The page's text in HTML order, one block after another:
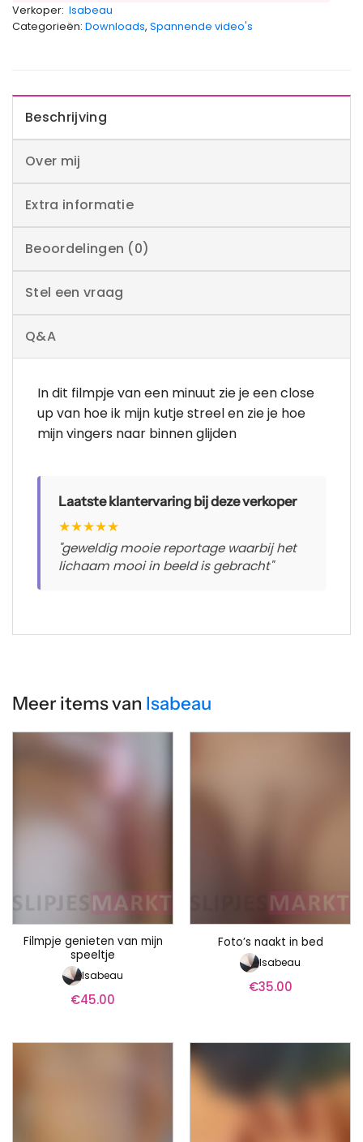
Verkoper: Isabeau
Categorieën: Downloads, Spannende video's
Beschrijving
Over mij
Extra informatie
Beoordelingen (0)
Stel een vraag
Q&A
In dit filmpje van een minuut zie je een close
up van hoe ik mijn kutje streel en zie je hoe
mijn vingers naar binnen glijden
Laatste klantervaring bij deze verkoper
★★★★★
"geweldig mooie reportage waarbij het
lichaam mooi in beeld is gebracht"
Meer items van Isabeau
Filmpje genieten van mijn
speeltje
Isabeau
€45.00
Foto’s naakt in bed
Isabeau
€35.00